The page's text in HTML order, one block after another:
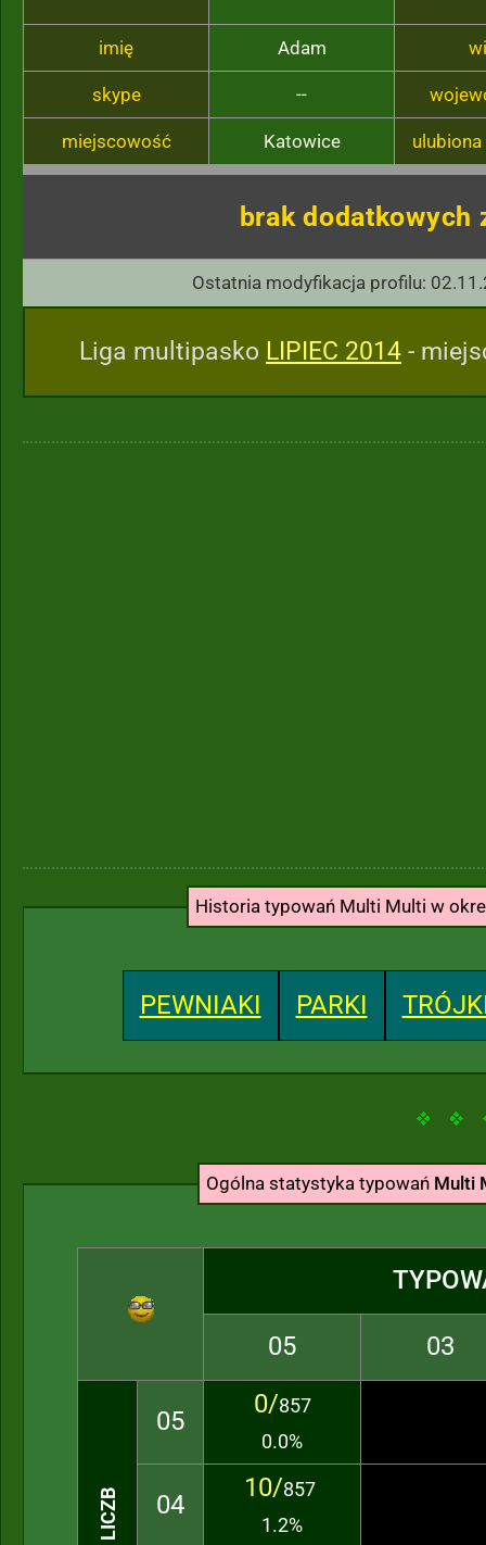
imię Adam
skype --
miejscowość Katowice
brak dodatkowych
Ostatnia modyfikacja profilu:
Liga multipasko LIPIEC 2014 -
Historia typowań Multi Multi w
PEWNIAKI PARKI
Ogólna statystyka typowań Multi
05 03
05
0/857
0.0%
04
10/857
1.2%